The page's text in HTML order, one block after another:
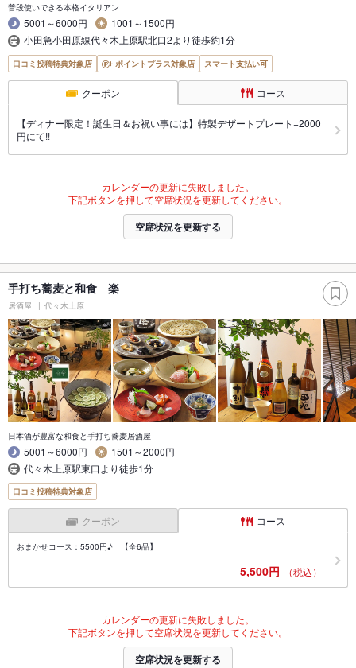
普段使いできる本格イタリアン
5001～6000円
1001～1500円
小田急小田原線代々木上原駅北口2より徒歩約1分
口コミ投稿特典対象店 ポイントプラス対象店 スマート支払い可
クーポン コース
【ディナー限定！誕生日＆お祝い事には】特製デザートプレート+2000
円にて!!
カレンダーの更新に失敗しました。
下記ボタンを押して空席状況を更新してください。
空席状況を更新する
手打ち蕎麦と和食 楽
居酒屋 代々木上原
日本酒が豊富な和食と手打ち蕎麦居酒屋
5001～6000円
1501～2000円
代々木上原駅東口より徒歩1分
口コミ投稿特典対象店
クーポン コース
おまかせコース：5500円♪ 【全6品】
5,500円 （税込）
カレンダーの更新に失敗しました。
下記ボタンを押して空席状況を更新してください。
空席状況を更新する